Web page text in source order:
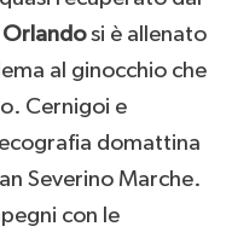
Orlandosi è allenato
al ginocchio che
Cernigoi e
domattina
Severino Marche.
con le